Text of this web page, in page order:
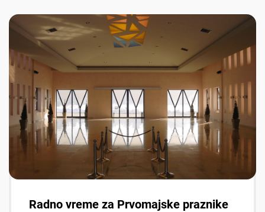
Radno vreme za Prvomajske praznike